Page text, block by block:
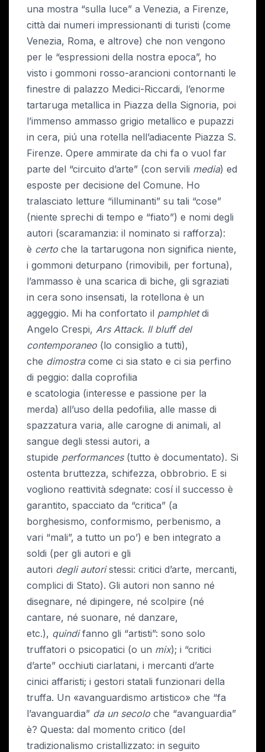
una mostra “sulla luce” a Venezia, a Firenze,
città dai numeri impressionanti di turisti (come
Venezia, Roma, e altrove) che non vengono
per le “espressioni della nostra epoca”, ho
visto i gommoni rosso-arancioni contornanti le
finestre di palazzo Medici-Riccardi, l’enorme
tartaruga metallica in Piazza della Signoria, poi
l’immenso ammasso grigio metallico e pupazzi
in cera, piú una rotella nell’adiacente Piazza S.
Firenze. Opere ammirate da chi fa o vuol far
parte del “circuito d’arte” (con servili media) ed
esposte per decisione del Comune. Ho
tralasciato letture “illuminanti” su tali “cose”
(niente sprechi di tempo e “fiato”) e nomi degli
autori (scaramanzia: il nominato si rafforza):
è certo che la tartarugona non significa niente,
i gommoni deturpano (rimovibili, per fortuna),
l’ammasso è una scarica di biche, gli sgraziati
in cera sono insensati, la rotellona è un
aggeggio. Mi ha confortato il pamphletdi
Angelo Crespi, Ars Attack. Il bluff del
contemporaneo (lo consiglio a tutti),
che dimostracome ci sia stato e ci sia perfino
di peggio: dalla coprofilia
e scatologia (interesse e passione per la
merda) all’uso della pedofilia, alle masse di
spazzatura varia, alle carogne di animali, al
sangue degli stessi autori, a
stupide performances(tutto è documentato). Si
ostenta bruttezza, schifezza, obbrobrio. E si
vogliono reattività sdegnate: cosí il successo è
garantito, spacciato da “critica” (a
borghesismo, conformismo, perbenismo, a
vari “mali”, a tutto un po’) e ben integrato a
soldi (per gli autori e gli
autori degli autoristessi: critici d’arte, mercanti,
complici di Stato). Gli autori non sanno né
disegnare, né dipingere, né scolpire (né
cantare, né suonare, né danzare,
etc.), quindifanno gli “artisti”: sono solo
truffatori o psicopatici (o un mix); i “critici
d’arte” occhiuti ciarlatani, i mercanti d’arte
cinici affaristi; i gestori statali funzionari della
truffa. Un «avanguardismo artistico» che “fa
l’avanguardia” da un secolo che “avanguardia”
è? Questa: dal momento critico (del
tradizionalismo cristallizzato: in seguito